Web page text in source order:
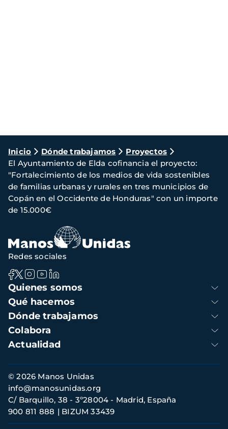
Ruta
de
navegación
Inicio Dónde trabajamos
Proyectos
El Ayuntamiento de Elda cofinancia el proyecto:
"Fortalecimiento de los medios de vida sostenibles
de familias urbanas y rurales en tres municipios de
Copán en el Occidente de Honduras" con un importe
de 15.000€
Navegación
principal
Quienes somos
Qué hacemos
Dónde trabajamos
Colabora
Actualidad
Redes sociales
Información
de
contacto
© 2026 Manos Unidas
C/ Barquillo, 38 - 3º28004 - Madrid, España
900 811 888
BIZUM 33439
info@manosunidas.org